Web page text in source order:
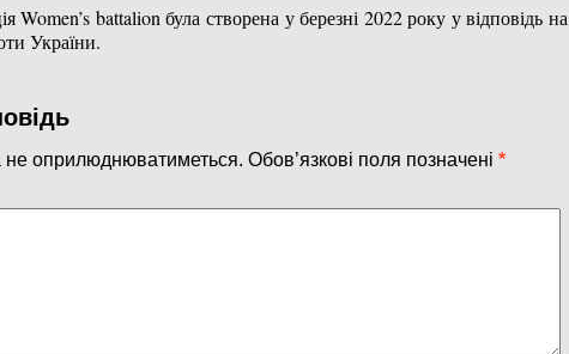
Women’s battalion була створена у березні 2022 року у відповідь на
України.
оприлюднюватиметься. Обов’язкові поля позначені *